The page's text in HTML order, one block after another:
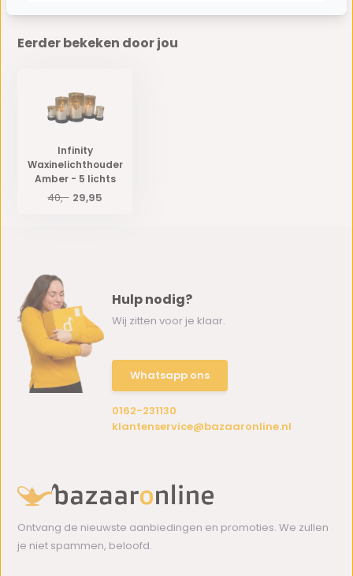
Eerder bekeken door jou
Infinity
Waxinelichthouder
Amber - 5 lichts
40,- 29,95
Hulp nodig?
Wij zitten voor je klaar.
Whatsapp ons
0162-231130
klantenservice@bazaaronline.nl
Ontvang de nieuwste aanbiedingen en promoties. We zullen
je niet spammen, beloofd.